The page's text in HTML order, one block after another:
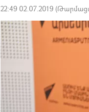
22:49 02.07.2019